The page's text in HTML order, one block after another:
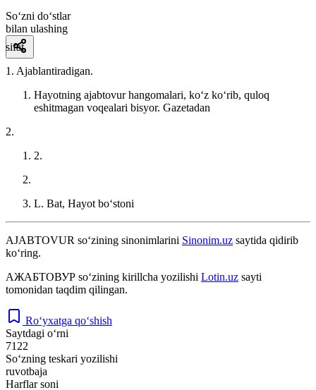
So‘zni do‘stlar
bilan ulashing
sifat
1. Ajablantiradigan.
Hayotning ajabtovur hangomalari, koʻz koʻrib, quloq
eshitmagan voqealari bisyor. Gazetadan
2.
2.
L. Bat, Hayot boʻstoni
AJABTOVUR so‘zining sinonimlarini Sinonim.uz saytida qidirib
ko‘ring.
АЖАБТОВУР so‘zining kirillcha yozilishi Lotin.uz sayti
tomonidan taqdim qilingan.
Ro‘yxatga qo‘shish
Saytdagi o‘rni
7122
So‘zning teskari yozilishi
ruvotbaja
Harflar soni